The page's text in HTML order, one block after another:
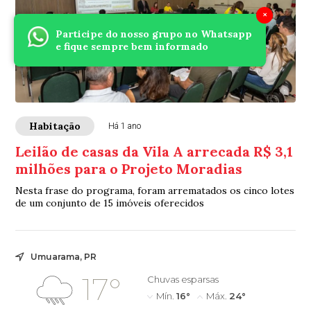
×
Participe do nosso grupo no Whatsapp
e fique sempre bem informado
Habitação Há 1 ano
Leilão de casas da Vila A arrecada R$ 3,1
milhões para o Projeto Moradias
Nesta frase do programa, foram arrematados os cinco lotes
de um conjunto de 15 imóveis oferecidos
Umuarama, PR
17°
Chuvas esparsas
Mín. 16° Máx. 24°